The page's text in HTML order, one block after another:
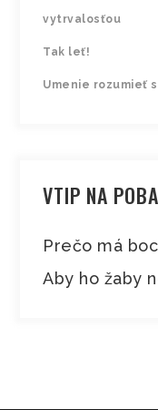
vytrvalosťou
Tak leť!
Umenie rozumieť
VTIP NA
Prečo má
Aby ho žaby